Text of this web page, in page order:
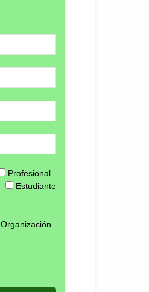
Profesional
Estudiante
Organización